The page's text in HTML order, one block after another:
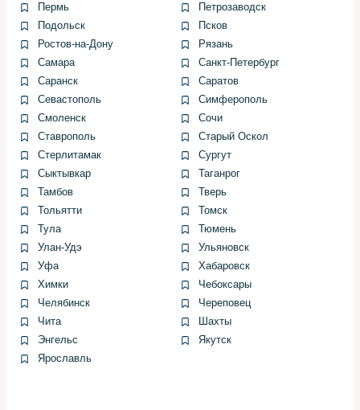
Компрессометр
Проверка компрессии цилиндров
Осциллограф
Анализ сигналов зажигания и
датчиков
Тестер давления
топлива
Оценка подачи топлива под
нагрузкой
Сколько времени занимает
работа и чего ожидать по
стоимости
Простая диагностика — визуальный осмотр и
сканирование — занимает от получаса до часа.
Комплексная проверка с компрессией и тестами может
потребовать от двух до шести часов, в зависимости от
сложности.
Стоимость зависит от объёма работ: базовый осмотр
дешевле, чем серия испытаний с демонтажем
Пермь
Петрозаводск
Подольск
Псков
Ростов-на-Дону
Рязань
Самара
Санкт-Петербург
Саранск
Саратов
Севастополь
Симферополь
Смоленск
Сочи
Ставрополь
Старый Оскол
Стерлитамак
Сургут
Сыктывкар
Таганрог
Тамбов
Тверь
Тольятти
Томск
Тула
Тюмень
Улан-Удэ
Ульяновск
Уфа
Хабаровск
Химки
Чебоксары
Челябинск
Череповец
Чита
Шахты
Энгельс
Якутск
Ярославль